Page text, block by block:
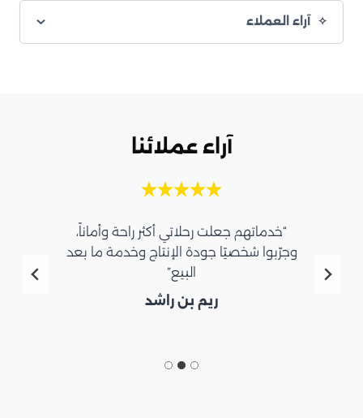
آراء العملاء
آراء عملائنا
“خدماتهم جعلت رحلاتي أكثر راحة وأماناً،
وجرّبوا شخصيًا جودة الإنتاج وخدمة ما بعد
البيع”
ريم بن راشد